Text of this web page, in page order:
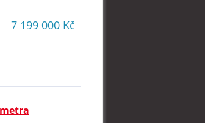
7 199 000 Kč